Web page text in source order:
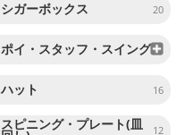
シガーボックス 20
ポイ・スタッフ・スイング
ハット 16
スピニング・プレート(皿 12